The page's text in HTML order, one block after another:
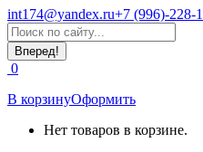
int174@yandex.ru+7 (996)-228-
Страница
WhatsApp
открывается
в
новом
окне
Поиск:
0
В корзинуОформить
Нет товаров в корзине.